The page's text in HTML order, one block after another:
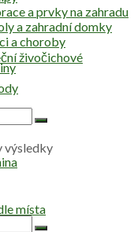
místa
a prvky na zahradu
a zahradní domky
a choroby
živočichové
výsledky